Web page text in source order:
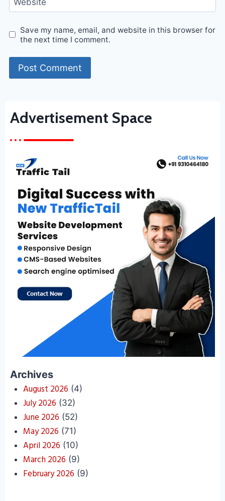
Save my name, email, and website in this browser for
the next time I comment.
Advertisement Space
Archives
August 2026 (4)
July 2026 (32)
June 2026 (52)
May 2026 (71)
April 2026 (10)
March 2026 (9)
February 2026 (9)